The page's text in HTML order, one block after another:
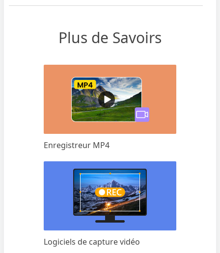
Plus de Savoirs
Enregistreur MP4
Logiciels de capture vidéo